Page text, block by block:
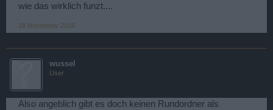
wie das wirklich funzt....
18 November 2016
wussel
User
Also angeblich gibt es doch keinen Rundordner als